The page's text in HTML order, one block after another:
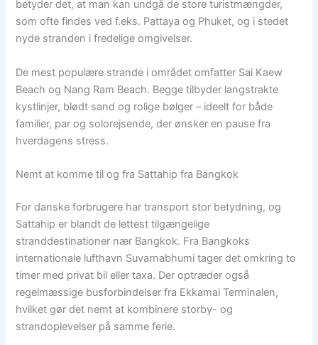
betyder det, at man kan undgå de store turistmængder,
som ofte findes ved f.eks. Pattaya og Phuket, og i stedet
nyde stranden i fredelige omgivelser.
De mest populære strande i området omfatter Sai Kaew
Beach og Nang Ram Beach. Begge tilbyder langstrakte
kystlinjer, blødt sand og rolige bølger – ideelt for både
familier, par og solorejsende, der ønsker en pause fra
hverdagens stress.
Nemt at komme til og fra Sattahip fra Bangkok
For danske forbrugere har transport stor betydning, og
Sattahip er blandt de lettest tilgængelige
stranddestinationer nær Bangkok. Fra Bangkoks
internationale lufthavn Suvarnabhumi tager det omkring to
timer med privat bil eller taxa. Der optræder også
regelmæssige busforbindelser fra Ekkamai Terminalen,
hvilket gør det nemt at kombinere storby- og
strandoplevelser på samme ferie.